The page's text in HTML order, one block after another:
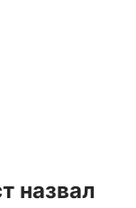
назвал